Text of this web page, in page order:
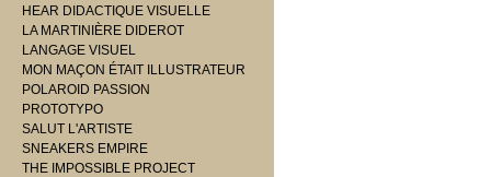
HEAR DIDACTIQUE VISUELLE
LA MARTINIÈRE DIDEROT
LANGAGE VISUEL
MON MAÇON ÉTAIT ILLUSTRATEUR
POLAROID PASSION
PROTOTYPO
SALUT L'ARTISTE
SNEAKERS EMPIRE
THE IMPOSSIBLE PROJECT